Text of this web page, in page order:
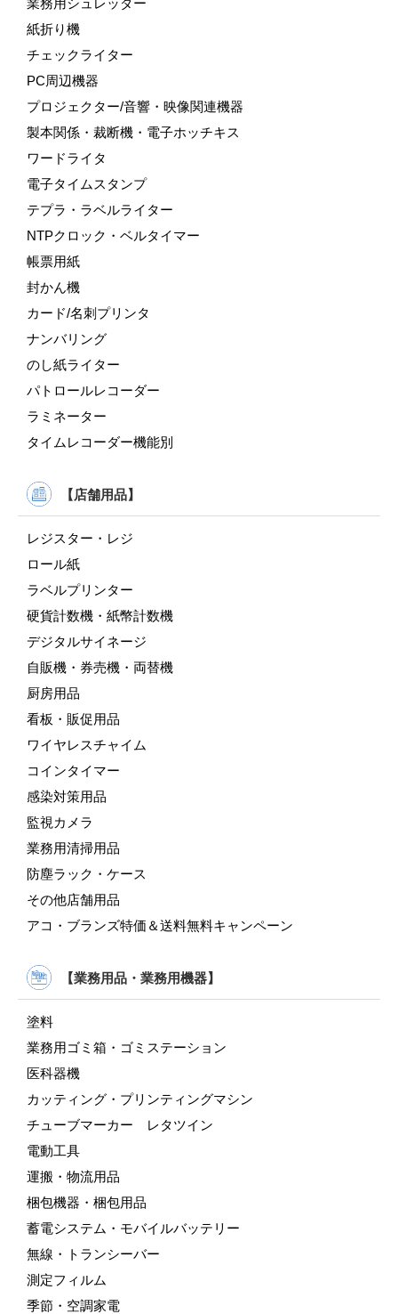
業務用シュレッダー
紙折り機
チェックライター
PC周辺機器
プロジェクター/音響・映像関連機器
製本関係・裁断機・電子ホッチキス
ワードライタ
電子タイムスタンプ
テプラ・ラベルライター
NTPクロック・ベルタイマー
帳票用紙
封かん機
カード/名刺プリンタ
ナンバリング
のし紙ライター
パトロールレコーダー
ラミネーター
タイムレコーダー機能別
【店舗用品】
レジスター・レジ
ロール紙
ラベルプリンター
硬貨計数機・紙幣計数機
デジタルサイネージ
自販機・券売機・両替機
厨房用品
看板・販促用品
ワイヤレスチャイム
コインタイマー
感染対策用品
監視カメラ
業務用清掃用品
防塵ラック・ケース
その他店舗用品
アコ・ブランズ特価＆送料無料キャンペーン
【業務用品・業務用機器】
塗料
業務用ゴミ箱・ゴミステーション
医科器機
カッティング・プリンティングマシン
チューブマーカー レタツイン
電動工具
運搬・物流用品
梱包機器・梱包用品
蓄電システム・モバイルバッテリー
無線・トランシーバー
測定フィルム
季節・空調家電